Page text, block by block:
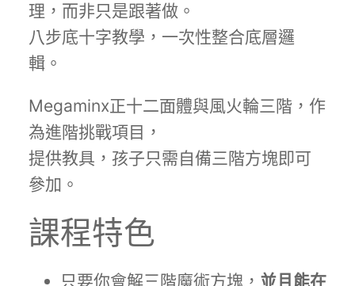
理，而非只是跟著做。
八步底十字教學，一次性整合底層邏
輯。
Megaminx正十二面體與風火輪三階，作
為進階挑戰項目，
提供教具，孩子只需自備三階方塊即可
參加。
課程特色
只要你會解三階魔術方塊， 並且能在